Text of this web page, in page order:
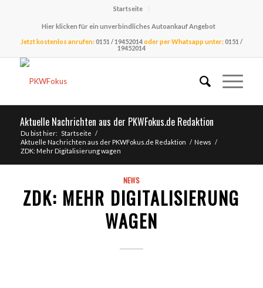
Startseite
Hier klicken für ein unverbindliches Autoankauf Angebot
Jetzt kostenlos anrufen:0151 / 19452014oder per Whatsapp unter:0151 /
19452014
Aktuelle Nachrichten aus der PKWFokus.de Redaktion
Du bist hier: Startseite /
Aktuelle Nachrichten aus der PKWFokus.de Redaktion / News /
ZDK: Mehr Digitalisierung wagen
NEWS
ZDK: MEHR DIGITALISIERUNG
WAGEN